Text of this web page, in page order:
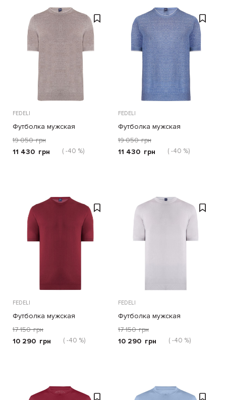
FEDELI
Футболка мужская
19 050 грн
11 430 грн ( -40 %)
FEDELI
Футболка мужская
19 050 грн
11 430 грн ( -40 %)
FEDELI
Футболка мужская
17 150 грн
10 290 грн ( -40 %)
FEDELI
Футболка мужская
17 150 грн
10 290 грн ( -40 %)